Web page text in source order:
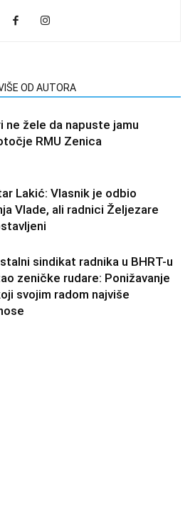
OD AUTORA
ne žele da napuste jamu
RMU Zenica
Lakić: Vlasnik je odbio
Vlade, ali radnici Željezare
sindikat radnika u BHRT-u
zeničke rudare: Ponižavanje
svojim radom najviše